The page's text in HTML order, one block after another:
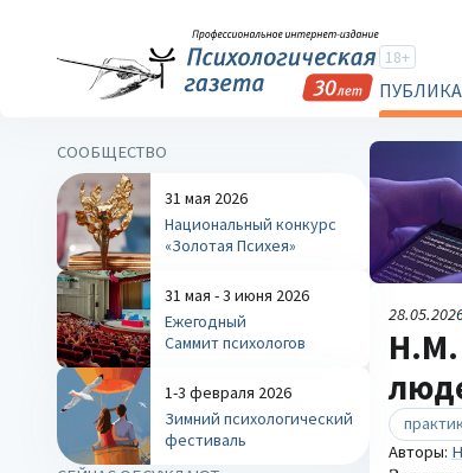
18+
Н.М.
Авторы:
СООБЩЕСТВО
31 мая 2026
Национальный конкурс
«Золотая Психея»
31 мая - 3 июня 2026
Ежегодный
Саммит психологов
1-3 февраля 2026
Зимний психологический
фестиваль